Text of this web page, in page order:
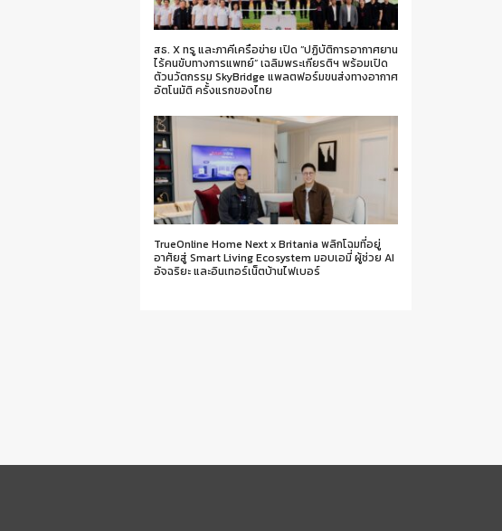
สธ. X ทรู และภาคีเครือข่าย เปิด “ปฏิบัติการอากาศยาน
ไร้คนขับทางการแพทย์” เฉลิมพระเกียรติฯ พร้อมเปิด
ตัวนวัตกรรม SkyBridge แพลตฟอร์มขนส่งทางอากาศ
อัตโนมัติ ครั้งแรกของไทย
TrueOnline Home Next x Britania พลิกโฉมที่อยู่
อาศัยสู่ Smart Living Ecosystem มอบเอมี่ ผู้ช่วย AI
อัจฉริยะ และอินเทอร์เน็ตบ้านไฟเบอร์